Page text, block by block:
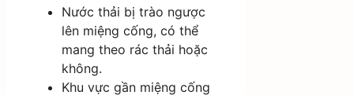
Nước thải bị trào ngược
lên miệng cống, có thể
mang theo rác thải hoặc
không.
Khu vực gần miệng cống